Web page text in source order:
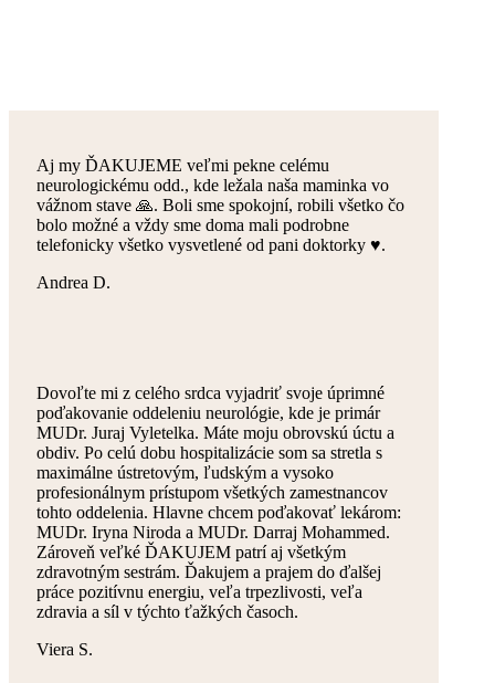
Aj my ĎAKUJEME veľmi pekne celému
neurologickému odd., kde ležala naša maminka vo
vážnom stave 🙏. Boli sme spokojní, robili všetko čo
bolo možné a vždy sme doma mali podrobne
telefonicky všetko vysvetlené od pani doktorky ♥️.
Andrea D.
Dovoľte mi z celého srdca vyjadriť svoje úprimné
poďakovanie oddeleniu neurológie, kde je primár
MUDr. Juraj Vyletelka. Máte moju obrovskú úctu a
obdiv. Po celú dobu hospitalizácie som sa stretla s
maximálne ústretovým, ľudským a vysoko
profesionálnym prístupom všetkých zamestnancov
tohto oddelenia. Hlavne chcem poďakovať lekárom:
MUDr. Iryna Niroda a MUDr. Darraj Mohammed.
Zároveň veľké ĎAKUJEM patrí aj všetkým
zdravotným sestrám. Ďakujem a prajem do ďalšej
práce pozitívnu energiu, veľa trpezlivosti, veľa
zdravia a síl v týchto ťažkých časoch.
Viera S.